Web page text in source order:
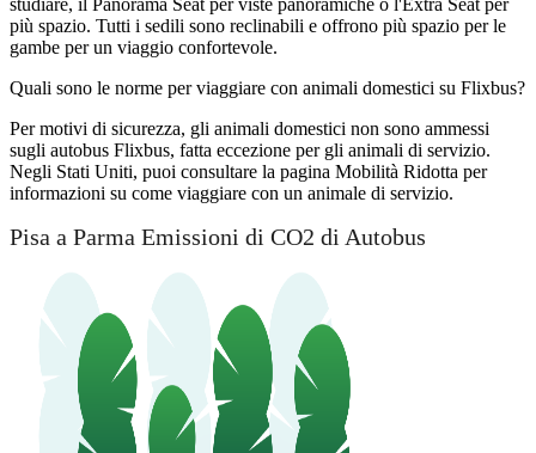
più spazio. Tutti i sedili sono reclinabili e offrono più spazio per le
gambe per un viaggio confortevole.
Quali sono le norme per viaggiare con animali domestici su Flixbus?
Per motivi di sicurezza, gli animali domestici non sono ammessi
sugli autobus Flixbus, fatta eccezione per gli animali di servizio.
Negli Stati Uniti, puoi consultare la pagina Mobilità Ridotta per
informazioni su come viaggiare con un animale di servizio.
Pisa a Parma Emissioni di CO2 di Autobus